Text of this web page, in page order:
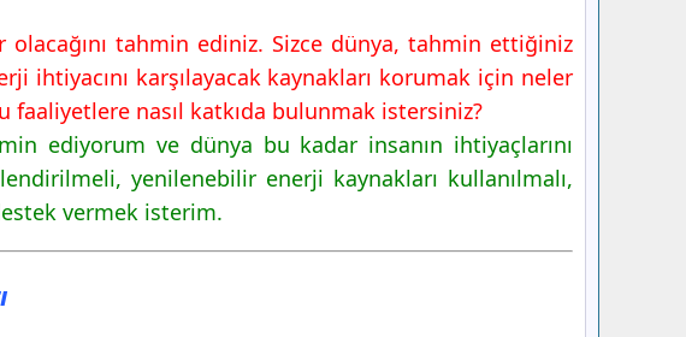
olacağını tahmin ediniz. Sizce dünya, tahmin ettiğiniz
ihtiyacını karşılayacak kaynakları korumak için neler
faaliyetlere nasıl katkıda bulunmak istersiniz?
ediyorum ve dünya bu kadar insanın ihtiyaçlarını
yenilenebilir enerji kaynakları kullanılmalı,
vermek isterim.